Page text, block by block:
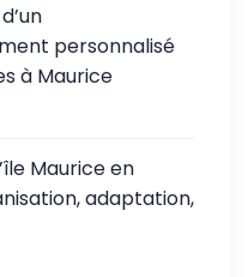
personnalisé
à Maurice
Maurice en
adaptation,